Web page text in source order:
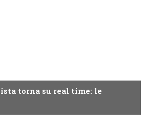
torna su real time: le